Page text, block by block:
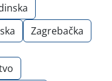
Zagrebačka